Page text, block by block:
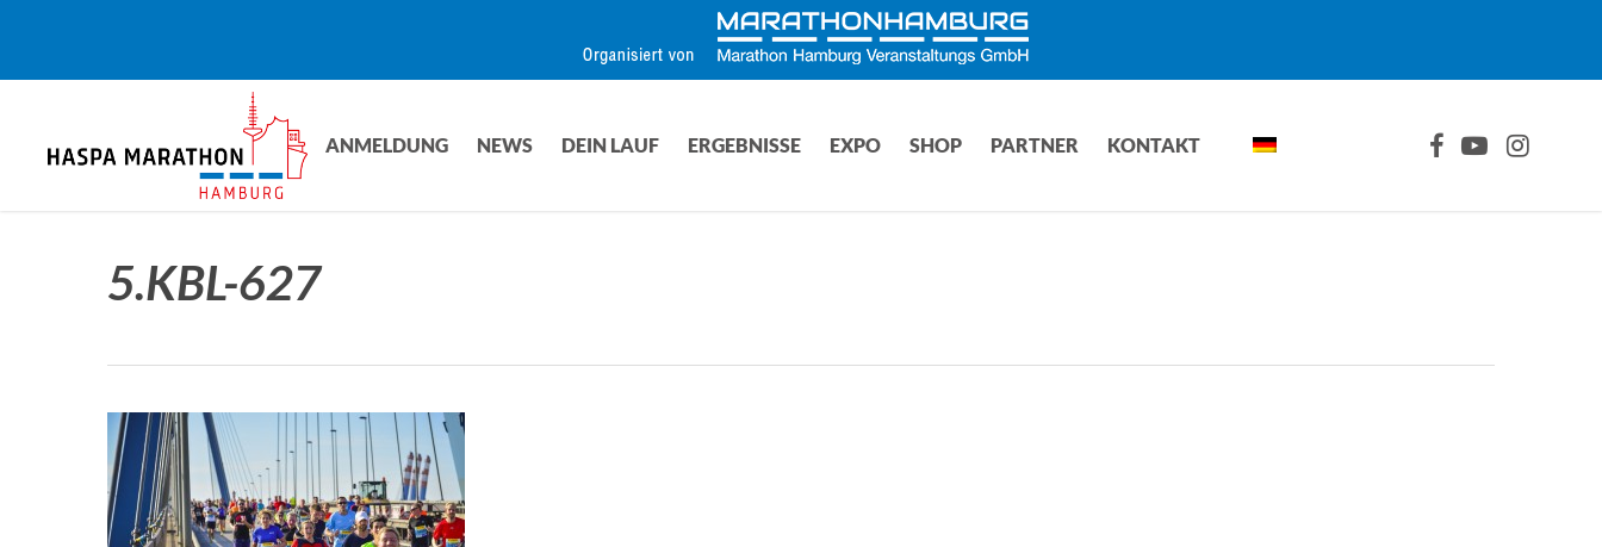
ANMELDUNG NEWS DEIN LAUF ERGEBNISSE EXPO SHOP PARTNER KONTAKT FACEBOOK
YOUTUBE
5.KBL-627